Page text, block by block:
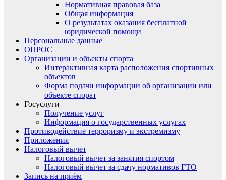
Нормативная правовая база
Общая информация
О результатах оказания бесплатной
юридической помощи
Персональные данные
ОПРОС
Организации и объекты спорта
Интерактивная карта расположения спортивных
объектов
Форма подачи информации об организации или
объекте спорат
Госуслуги
Получение услуг
Информация о государственных услугах
Противодействие терроризму и экстремизму
Приложения
Налоговый вычет
Налоговый вычет за занятия спортом
Налоговый вычет за сдачу нормативов ГТО
Запись на приём